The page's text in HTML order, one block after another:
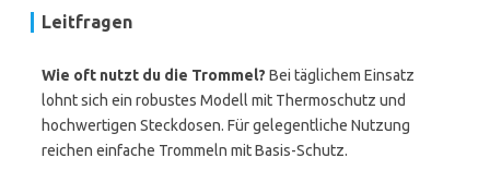
Leitfragen
Wie oft nutzt du die Trommel? Bei täglichem Einsatz
lohnt sich ein robustes Modell mit Thermoschutz und
hochwertigen Steckdosen. Für gelegentliche Nutzung
reichen einfache Trommeln mit Basis-Schutz.